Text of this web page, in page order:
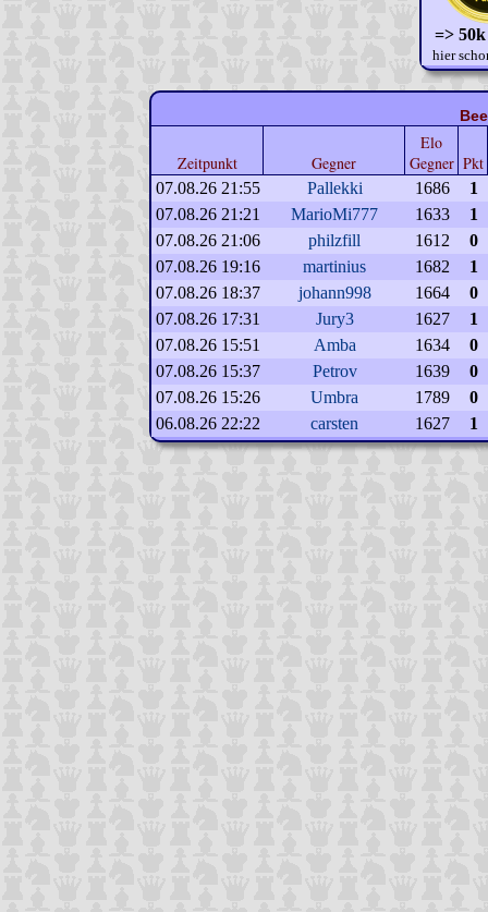
=>
hier
Zeitpunkt Gegner
Elo
Gegner Pkt
07.08.26 21:55 Pallekki 1686
1
07.08.26 21:21
MarioMi777 1633
1
07.08.26 21:06
philzfill 1612
0
07.08.26 19:16
martinius 1682
1
07.08.26 18:37
johann998 1664
0
07.08.26 17:31
Jury3 1627
1
07.08.26 15:51
Amba 1634
0
07.08.26 15:37
Petrov 1639
0
07.08.26 15:26
Umbra 1789
0
06.08.26 22:22
carsten 1627 1